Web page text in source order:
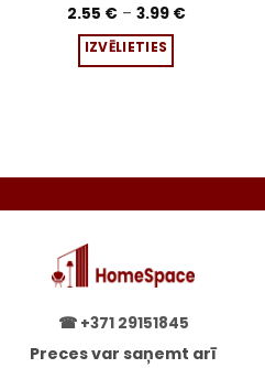
2.55 € – 3.99 €Price
IZVĒLIETIES
options
product
☎ +371 29151845
Preces var saņemt arī